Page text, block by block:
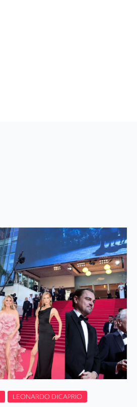
LEONARDO DICAPRIO